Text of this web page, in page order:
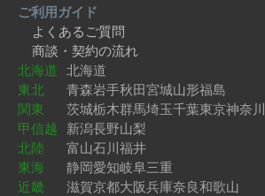
ご利用ガイド
よくあるご質問
商談・契約の流れ
北海道 北海道
東北
青森岩手秋田宮城山形福島
関東
茨城栃木群馬埼玉千葉東京神奈川
甲信越 新潟長野山梨
北陸
富山石川福井
東海
静岡愛知岐阜三重
近畿
滋賀京都大阪兵庫奈良和歌山